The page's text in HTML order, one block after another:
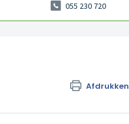
055 230 720
Afdrukken